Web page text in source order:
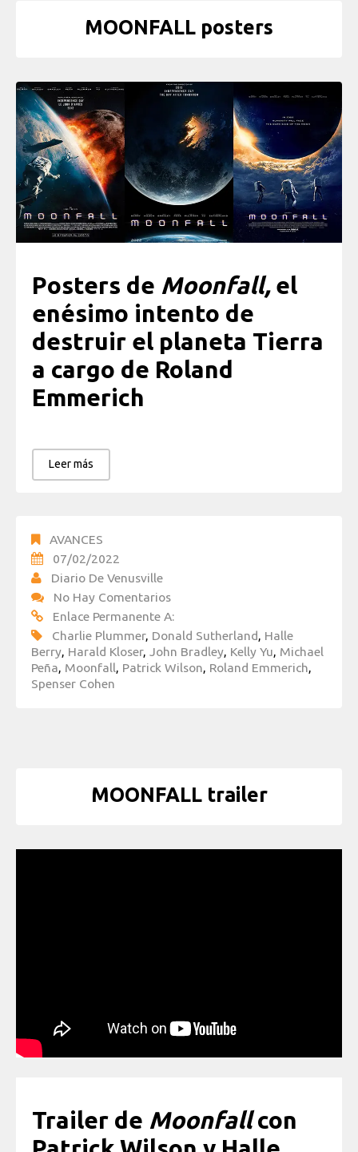
MOONFALL posters
Posters de Moonfall, el
enésimo intento de
destruir el planeta Tierra
a cargo de Roland
Emmerich
Leer más
AVANCES
07/02/2022
Diario De Venusville
No Hay Comentarios
Enlace Permanente A:
Charlie Plummer, Donald Sutherland, Halle
Berry, Harald Kloser, John Bradley, Kelly Yu, Michael
Peña, Moonfall, Patrick Wilson, Roland Emmerich,
Spenser Cohen
MOONFALL trailer
Trailer de Moonfallcon